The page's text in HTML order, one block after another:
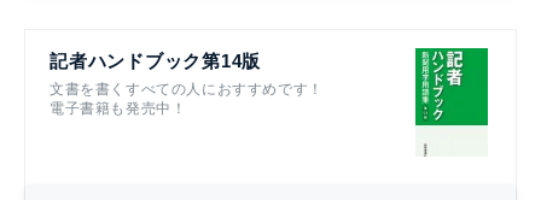
記者ハンドブック第14版
文書を書くすべての人におすすめです！
電子書籍も発売中！